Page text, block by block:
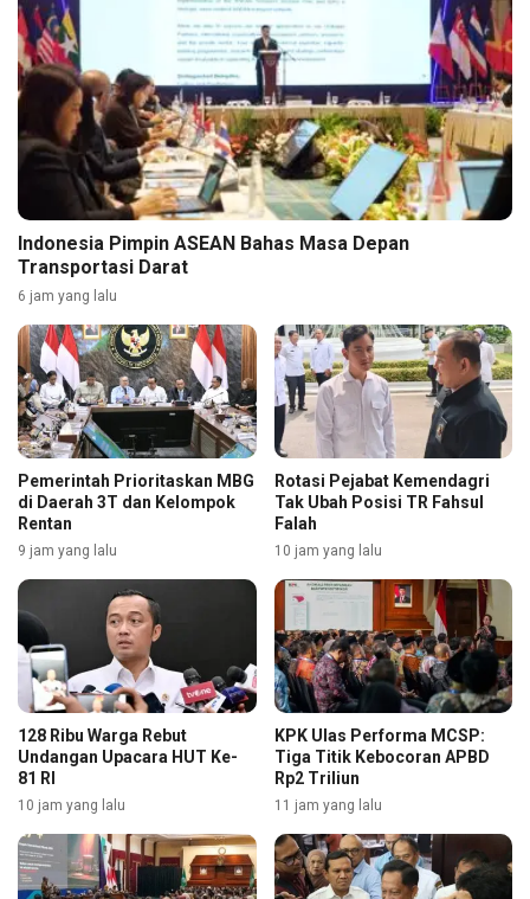
Indonesia Pimpin ASEAN Bahas Masa Depan
Transportasi Darat
6 jam yang lalu
Pemerintah Prioritaskan MBG
di Daerah 3T dan Kelompok
Rentan
9 jam yang lalu
Rotasi Pejabat Kemendagri
Tak Ubah Posisi TR Fahsul
Falah
10 jam yang lalu
128 Ribu Warga Rebut
Undangan Upacara HUT Ke-
81 RI
10 jam yang lalu
KPK Ulas Performa MCSP:
Tiga Titik Kebocoran APBD
Rp2 Triliun
11 jam yang lalu